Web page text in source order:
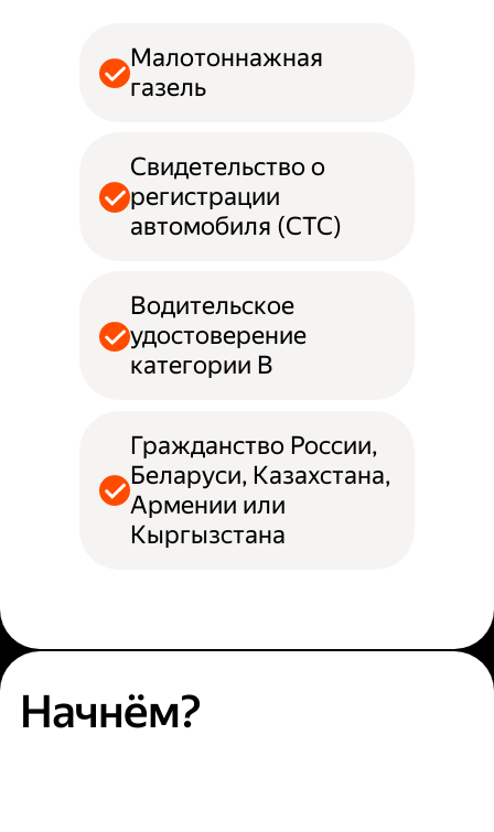
Малотоннажная
газель
Свидетельство о
регистрации
автомобиля (СТС)
Водительское
удостоверение
категории B
Гражданство России,
Беларуси, Казахстана,
Армении или
Кыргызстана
Начнём?